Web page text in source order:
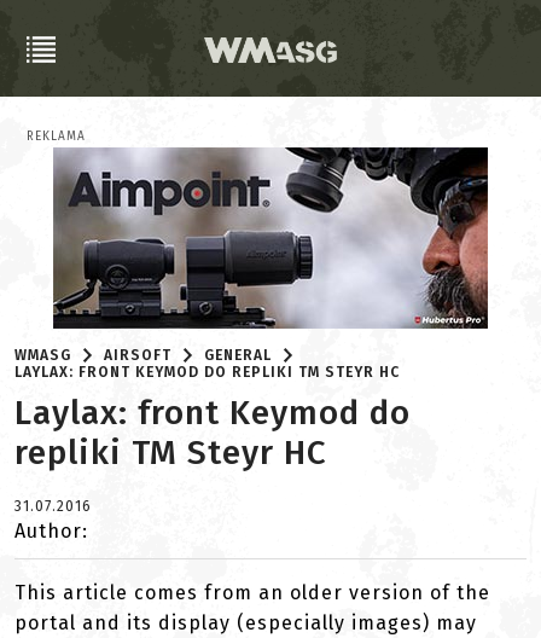
REKLAMA
WMASG AIRSOFT
GENERAL
LAYLAX: FRONT KEYMOD DO REPLIKI TM STEYR HC
Laylax: front Keymod do
repliki TM Steyr HC
31.07.2016
Author:
This article comes from an older version of the
portal and its display (especially images) may